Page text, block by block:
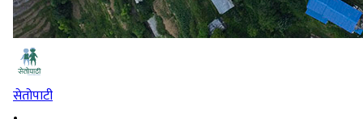
सेतोपाटी